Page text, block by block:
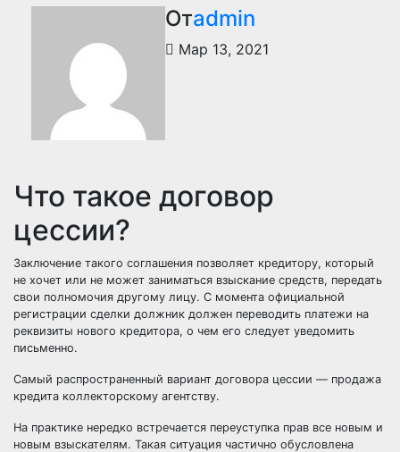
Отadmin
Мар 13, 2021
Что такое договор
цессии?
Заключение такого соглашения позволяет кредитору, который
не хочет или не может заниматься взыскание средств, передать
свои полномочия другому лицу. С момента официальной
регистрации сделки должник должен переводить платежи на
реквизиты нового кредитора, о чем его следует уведомить
письменно.
Самый распространенный вариант договора цессии — продажа
кредита коллекторскому агентству.
На практике нередко встречается переуступка прав все новым и
новым взыскателям. Такая ситуация частично обусловлена